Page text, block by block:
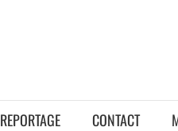
REPORTAGE CONTACT